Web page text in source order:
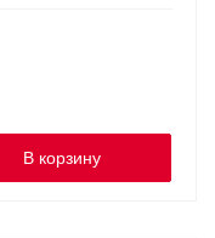
В корзину